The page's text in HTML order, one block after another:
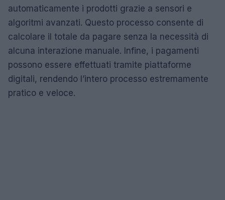
automaticamente i prodotti grazie a sensori e
algoritmi avanzati. Questo processo consente di
calcolare il totale da pagare senza la necessità di
alcuna interazione manuale. Infine, i pagamenti
possono essere effettuati tramite piattaforme
digitali, rendendo l’intero processo estremamente
pratico e veloce.